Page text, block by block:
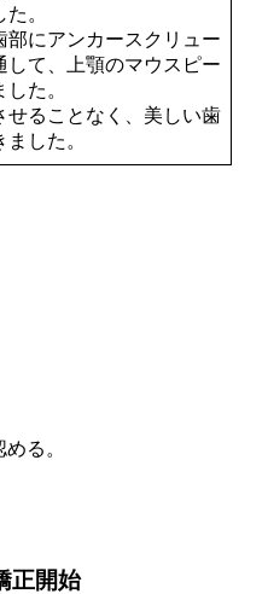
。
にアンカースクリュー
して、上顎のマウスピー
た。
せることなく、美しい歯
した。
る。
正開始